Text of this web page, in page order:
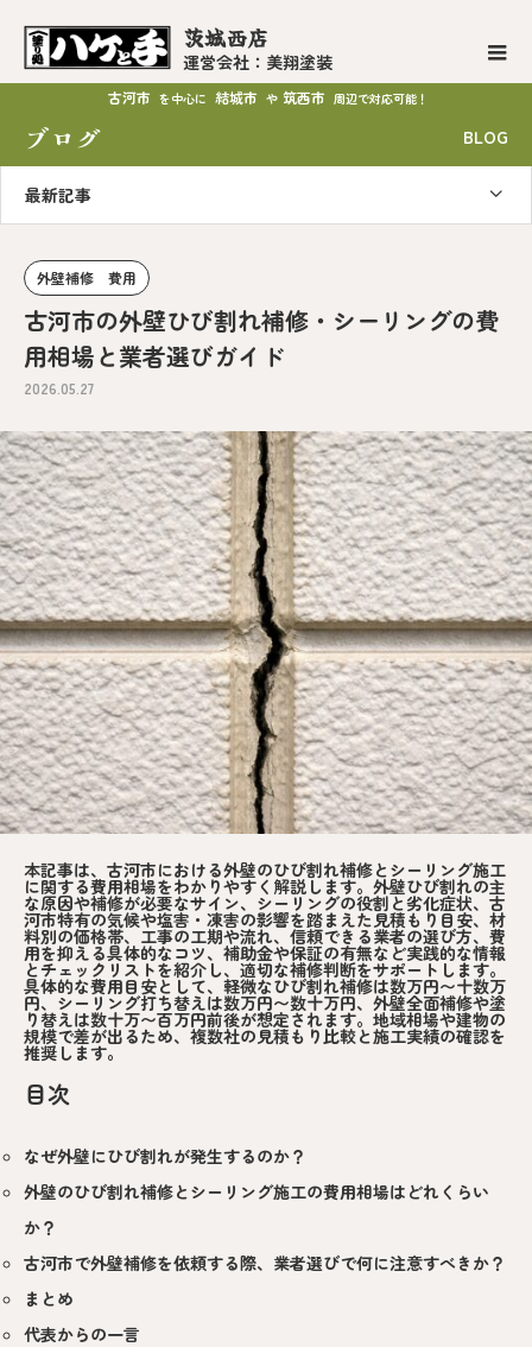
茨城西店
運営会社：美翔塗装
古河市 を中心に 結城市 や 筑西市 周辺で対応可能！
ブログ BLOG
最新記事
外壁補修 費用
古河市の外壁ひび割れ補修・シーリングの費
用相場と業者選びガイド
2026.05.27
本記事は、古河市における外壁のひび割れ補修とシーリング施工
に関する費用相場をわかりやすく解説します。外壁ひび割れの主
な原因や補修が必要なサイン、シーリングの役割と劣化症状、古
河市特有の気候や塩害・凍害の影響を踏まえた見積もり目安、材
料別の価格帯、工事の工期や流れ、信頼できる業者の選び方、費
用を抑える具体的なコツ、補助金や保証の有無など実践的な情報
とチェックリストを紹介し、適切な補修判断をサポートします。
具体的な費用目安として、軽微なひび割れ補修は数万円〜十数万
円、シーリング打ち替えは数万円〜数十万円、外壁全面補修や塗
り替えは数十万〜百万円前後が想定されます。地域相場や建物の
規模で差が出るため、複数社の見積もり比較と施工実績の確認を
推奨します。
目次
なぜ外壁にひび割れが発生するのか？
外壁のひび割れ補修とシーリング施工の費用相場はどれくらい
か？
古河市で外壁補修を依頼する際、業者選びで何に注意すべきか？
まとめ
代表からの一言